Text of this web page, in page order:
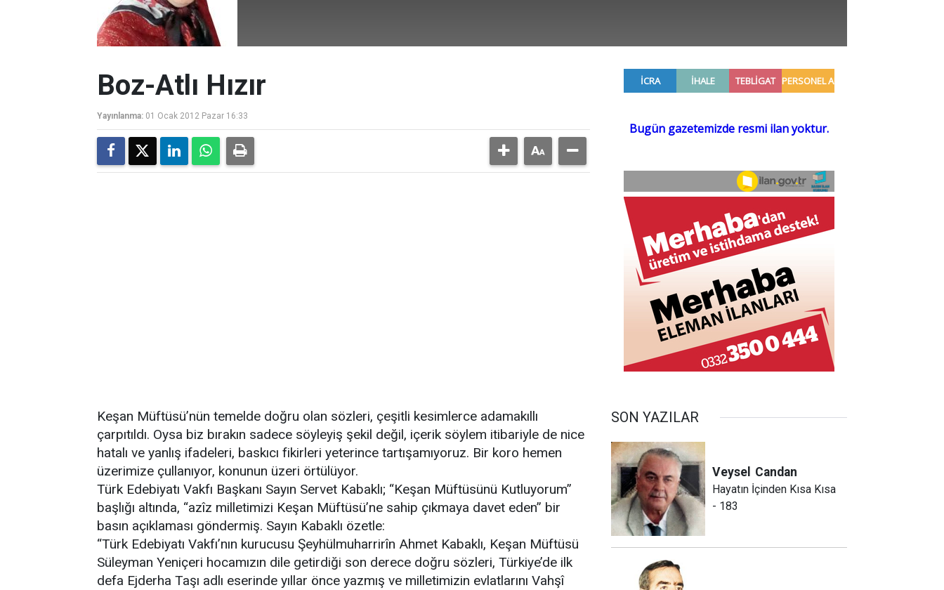
Boz-Atlı Hızır
Yayınlanma: 01 Ocak 2012 Pazar 16:33
Keşan Müftüsü’nün temelde doğru olan sözleri, çeşitli kesimlerce adamakıllı
çarpıtıldı. Oysa biz bırakın sadece söyleyiş şekil değil, içerik söylem itibariyle de nice
hatalı ve yanlış ifadeleri, baskıcı fikirleri yeterince tartışamıyoruz. Bir koro hemen
üzerimize çullanıyor, konunun üzeri örtülüyor.
Türk Edebiyatı Vakfı Başkanı Sayın Servet Kabaklı; “Keşan Müftüsünü Kutluyorum”
başlığı altında, “azîz milletimizi Keşan Müftüsü’ne sahip çıkmaya davet eden” bir
basın açıklaması göndermiş. Sayın Kabaklı özetle:
“Türk Edebiyatı Vakfı’nın kurucusu Şeyhülmuharrirîn Ahmet Kabaklı, Keşan Müftüsü
Süleyman Yeniçeri hocamızın dile getirdiği son derece doğru sözleri, Türkiye’de ilk
defa Ejderha Taşı adlı eserinde yıllar önce yazmış ve milletimizin evlatlarını Vahşî
SON YAZILAR
Veysel Candan
Hayatın İçinden Kısa Kısa
- 183